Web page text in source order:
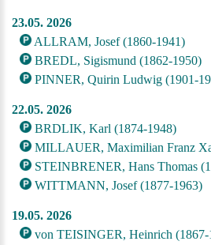
23.05. 2026
ALLRAM, Josef (1860-1941)
BREDL, Sigismund (1862-1950)
PINNER, Quirin Ludwig (1901-
22.05. 2026
BRDLIK, Karl (1874-1948)
MILLAUER, Maximilian Franz
STEINBRENER, Hans Thomas
WITTMANN, Josef (1877-1963)
19.05. 2026
von TEISINGER, Heinrich (1867-